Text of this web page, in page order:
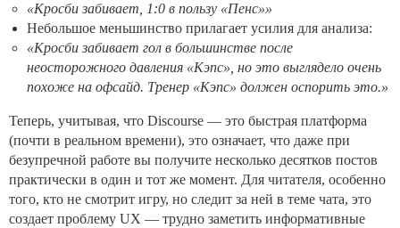
«Кросби забивает, 1:0 в пользу «Пенс»»
Небольшое меньшинство прилагает усилия для анализа:
«Кросби забивает гол в большинстве после
неосторожного давления «Кэпс», но это выглядело очень
похоже на офсайд. Тренер «Кэпс» должен оспорить это.»
Теперь, учитывая, что Discourse — это быстрая платформа
(почти в реальном времени), это означает, что даже при
безупречной работе вы получите несколько десятков постов
практически в один и тот же момент. Для читателя, особенно
того, кто не смотрит игру, но следит за ней в теме чата, это
создает проблему UX — трудно заметить информативные